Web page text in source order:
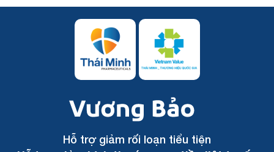
Hỗ trợ giảm rối loạn tiểu tiện